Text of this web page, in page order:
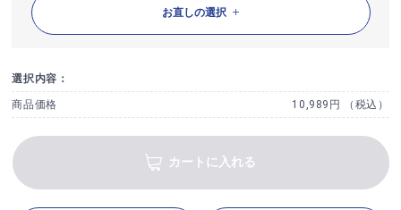
お直しの選択
選択内容：
商品価格 10,989円 （税込）
カートに入れる